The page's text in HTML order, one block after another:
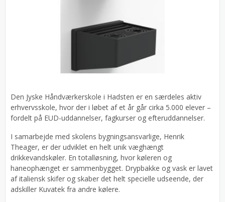
Den Jyske Håndværkerskole i Hadsten er en særdeles aktiv
erhvervsskole, hvor der i løbet af et år går cirka 5.000 elever –
fordelt på EUD-uddannelser, fagkurser og efteruddannelser.
I samarbejde med skolens bygningsansvarlige, Henrik
Theager, er der udviklet en helt unik væghængt
drikkevandskøler. En totalløsning, hvor køleren og
haneophænget er sammenbygget. Drypbakke og vask er lavet
af italiensk skifer og skaber det helt specielle udseende, der
adskiller Kuvatek fra andre kølere.